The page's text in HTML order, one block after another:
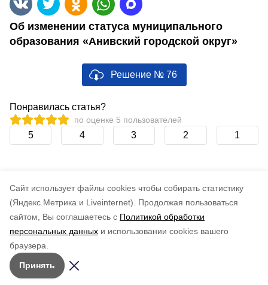
Cайт использует файлы cookies чтобы собирать статистику
(Яндекс.Метрика и Liveinternet).
Продолжая пользоваться
сайтом, Вы соглашаетесь с Политикой обработки
персональных данных и использовании cookies вашего
браузера.
Принять
Об изменении статуса муниципального
образования «Анивский городской округ»
Решение № 76
Понравилась статья?
по оценке 5 пользователей
5 4 3 2 1